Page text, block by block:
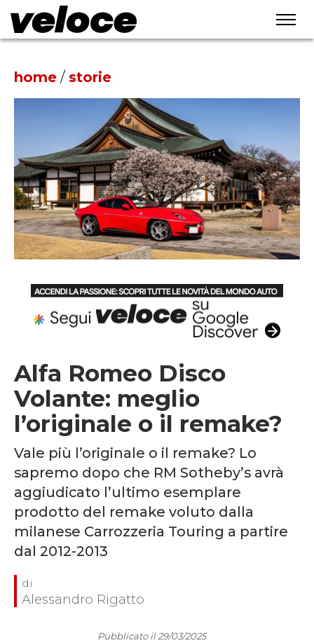
home / storie
Alfa Romeo Disco
Volante: meglio
l’originale o il remake?
Vale più l’originale o il remake? Lo
sapremo dopo che RM Sotheby’s avrà
aggiudicato l’ultimo esemplare
prodotto del remake voluto dalla
milanese Carrozzeria Touring a partire
dal 2012-2013
Alessandro Rigatto
Pubblicato il 29/03/2025